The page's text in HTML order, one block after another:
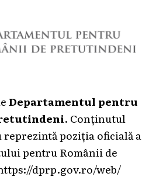
Departamentul pentru
. Conținutul
reprezintă poziția oficială a
pentru Românii de
dprp.gov.ro/web/